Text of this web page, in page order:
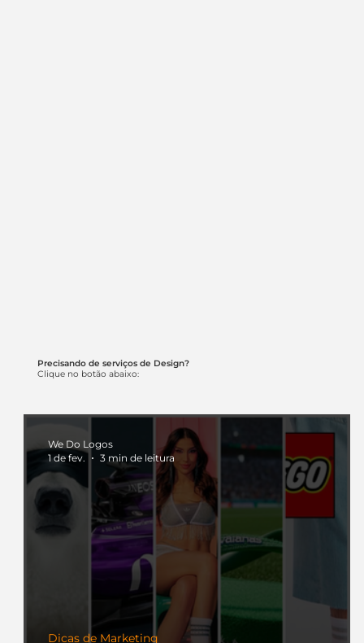
Precisando de serviços de Design?
Clique no botão abaixo:
Dicas de Marketing
We Do Logos
1 de fev.
3 min de leitura